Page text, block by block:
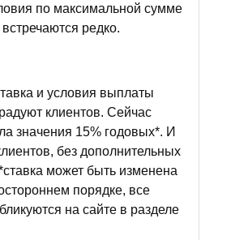
по максимальной сумме
редко.
и условия выплаты
клиентов. Сейчас
значения 15% годовых*. И
без дополнительных
может быть изменена
порядке, все
на сайте в разделе